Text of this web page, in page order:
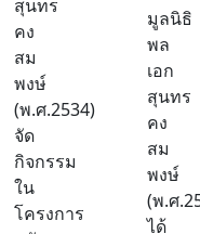
สุนทร
คง
สม
พงษ์
(พ.ศ.2534)
จัด
กิจกรรม
ใน
โครงการ
มูลนิธิ
พล
เอก
สุนทร
คง
สม
พงษ์
(พ.ศ
ได้